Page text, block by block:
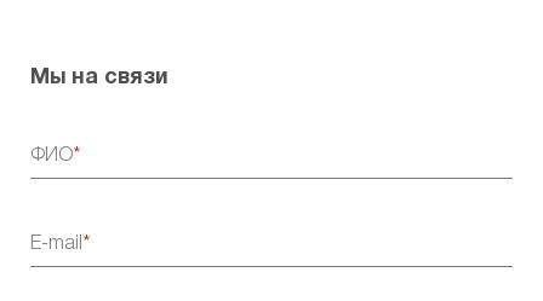
Мы на связи
ФИО
E-mail